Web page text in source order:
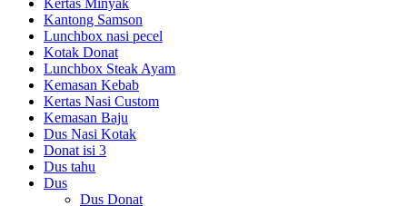
Kertas Minyak
Kantong Samson
Lunchbox nasi pecel
Kotak Donat
Lunchbox Steak Ayam
Kemasan Kebab
Kertas Nasi Custom
Kemasan Baju
Dus Nasi Kotak
Donat isi 3
Dus tahu
Dus
Dus Donat